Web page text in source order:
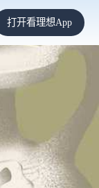
打开看理想App